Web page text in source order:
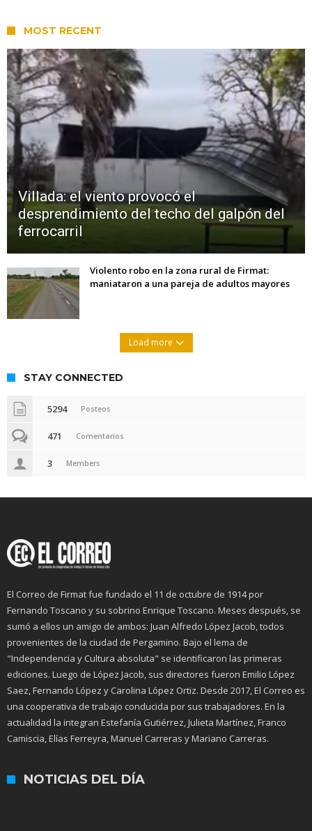
MOST RECENT
Villada: el viento provocó el
desprendimiento del techo del galpón del
ferrocarril
Violento robo en la zona rural de Firmat:
maniataron a una pareja de adultos mayores
Load more
STAY CONNECTED
5294 Posteos
471 Comentarios
3 Members
El Correo de Firmat fue fundado el 11 de octubre de 1914 por
Fernando Toscano y su sobrino Enrique Toscano. Meses después, se
sumó a ellos un amigo de ambos: Juan Alfredo López Jacob, todos
provenientes de la ciudad de Pergamino. Bajo el lema de
"Independencia y Cultura absoluta" se identificaron las primeras
ediciones. Luego de López Jacob, sus directores fueron Emilio López
Saez, Fernando López y Carolina López Ortiz. Desde 2017, El Correo es
una cooperativa de trabajo conducida por sus trabajadores. En la
actualidad la integran Estefanía Gutiérrez, Julieta Martínez, Franco
Camiscia, Elías Ferreyra, Manuel Carreras y Mariano Carreras.
NOTICIAS DEL DÍA